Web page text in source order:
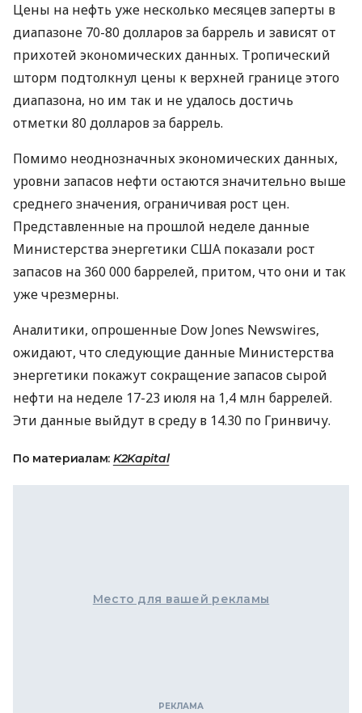
Цены на нефть уже несколько месяцев заперты в
диапазоне 70-80 долларов за баррель и зависят от
прихотей экономических данных. Тропический
шторм подтолкнул цены к верхней границе этого
диапазона, но им так и не удалось достичь
отметки 80 долларов за баррель.
Помимо неоднозначных экономических данных,
уровни запасов нефти остаются значительно выше
среднего значения, ограничивая рост цен.
Представленные на прошлой неделе данные
Министерства энергетики США показали рост
запасов на 360 000 баррелей, притом, что они и так
уже чрезмерны.
Аналитики, опрошенные Dow Jones Newswires,
ожидают, что следующие данные Министерства
энергетики покажут сокращение запасов сырой
нефти на неделе 17-23 июля на 1,4 млн баррелей.
Эти данные выйдут в среду в 14.30 по Гринвичу.
По материалам: K2Kapital
Место для вашей рекламы